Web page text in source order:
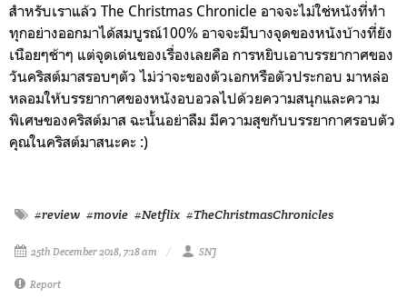
สำหรับเราแล้ว The Christmas Chronicle อาจจะไม่ใช่หนังที่ทำ
ทุกอย่างออกมาได้สมบูรณ์100% อาจจะมีบางจุดของหนังบ้างที่ยัง
เนือยๆช้าๆ แต่จุดเด่นของเรื่องเลยคือ การหยิบเอาบรรยากาศของ
วันคริสต์มาสรอบๆตัว ไม่ว่าจะของตัวเอกหรือตัวประกอบ มาหล่อ
หลอมให้บรรยากาศของหนังอบอวลไปด้วยความสนุกและความ
พิเศษของคริสต์มาส ฉะนั้นอย่าลืม มีความสุขกับบรรยากาศรอบตัว
คุณในคริสต์มาสนะคะ :)
#review #movie #Netflix #TheChristmasChronicles
25th December 2018, 7:18 am SNJ
Report